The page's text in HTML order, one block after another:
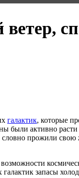
галактик, которые
были активно
прожили
запасы